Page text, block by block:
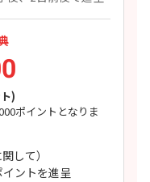
)
ポイントとなりま
して）
ントを進呈